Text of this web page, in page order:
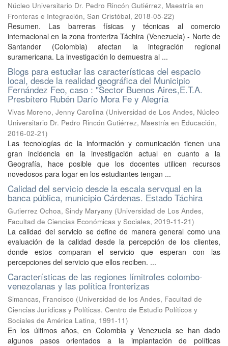
Núcleo Universitario Dr. Pedro Rincón Gutiérrez, Maestría en
Fronteras e Integración, San Cristóbal, 2018-05-22)
Resumen. Las barreras físicas y técnicas al comercio
internacional en la zona fronteriza Táchira (Venezuela) - Norte de
Santander (Colombia) afectan la integración regional
suramericana. La investigación lo demuestra al ...
Blogs para estudiar las características del espacio
local, desde la realidad geográfica del Municipio
Fernández Feo, caso : "Sector Buenos Aires,E.T.A.
Presbítero Rubén Darío Mora Fe y Alegría
Vivas Moreno, Jenny Carolina (Universidad de Los Andes, Núcleo
Universitario Dr. Pedro Rincón Gutiérrez, Maestría en Educación,
2016-02-21)
Las tecnologías de la información y comunicación tienen una
gran incidencia en la investigación actual en cuanto a la
Geografía, hace posible que los docentes utilicen recursos
novedosos para logar en los estudiantes tengan ...
Calidad del servicio desde la escala servqual en la
banca pública, municipio Cárdenas. Estado Táchira
Gutierrez Ochoa, Sindy Maryany (Universidad de Los Andes,
Facultad de Ciencias Económicas y Sociales, 2019-11-21)
La calidad del servicio se define de manera general como una
evaluación de la calidad desde la percepción de los clientes,
donde estos comparan el servicio que esperan con las
percepciones del servicio que ellos reciben. ...
Características de las regiones límitrofes colombo-
venezolanas y las política fronterizas
Simancas, Francisco (Universidad de los Andes, Facultad de
Ciencias Jurídicas y Políticas. Centro de Estudio Políticos y
Sociales de América Latina, 1991-11)
En los últimos años, en Colombia y Venezuela se han dado
algunos pasos orientados a la implantación de políticas